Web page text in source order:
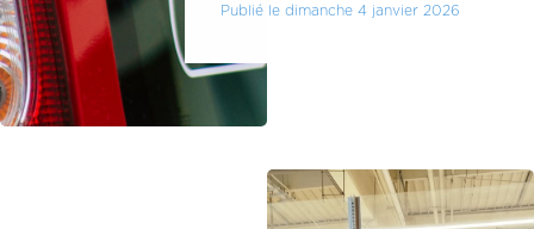
Publié le dimanche 4 janvier 2026